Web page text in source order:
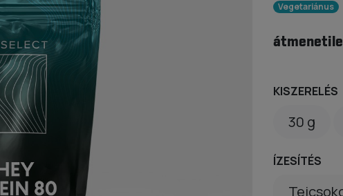
Vegetariánus
KISZERELÉS
30 g
ÍZESÍTÉS